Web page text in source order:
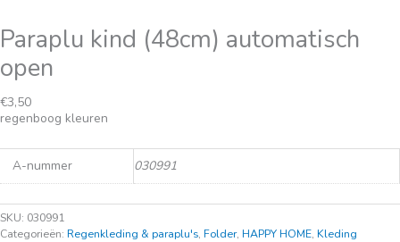
Paraplu kind (48cm) automatisch
open
€3,50
regenboog kleuren
A-nummer 030991
SKU: 030991
Categorieën: Regenkleding & paraplu's, Folder, HAPPY HOME, Kleding